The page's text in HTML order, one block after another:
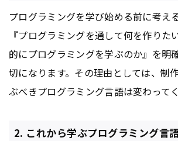
プログラミングを学び始める前に考え
『プログラミングを通して何を作りた
的にプログラミングを学ぶのか』を明
切になります。その理由としては、制
ぶべきプログラミング言語は変わって
2. これから学ぶプログラミング言